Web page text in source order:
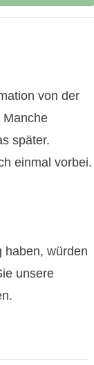
von der
Manche
später.
einmal vorbei.
haben, würden
unsere